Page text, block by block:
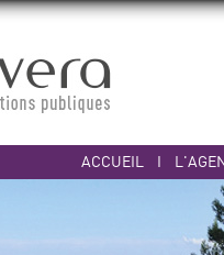
ACCUEIL I